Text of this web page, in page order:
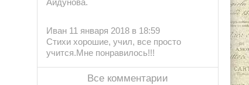
Айдунова.
Иван 11 января 2018 в 18:59
Стихи хорошие, учил, все просто
учится.Мне понравилось!!!
Все комментарии